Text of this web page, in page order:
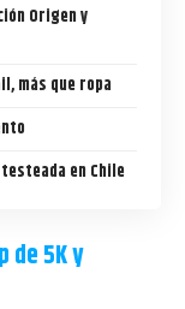
Origen y
más que ropa
en Chile
de 5K y